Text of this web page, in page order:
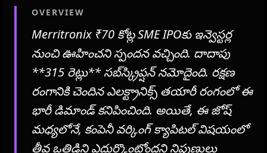
OVERVIEW
Merritronix ₹70 కోట్ల SME IPOకు ఇన్వెస్టర్ల
నుంచి ఊహించని స్పందన వచ్చింది. దాదాపు
**315 రెట్లు** సబ్‌స్క్రిప్షన్ నమోదైంది. రక్షణ
రంగానికి చెందిన ఎలక్ట్రానిక్స్ తయారీ రంగంలో ఈ
భారీ డిమాండ్ కనిపించింది. అయితే, ఈ జోష్
మధ్యలోనే, కంపెనీ వర్కింగ్ క్యాపిటల్ విషయంలో
తీవ్ర ఒత్తిడిని ఎదుర్కొంటోందని నిపుణులు